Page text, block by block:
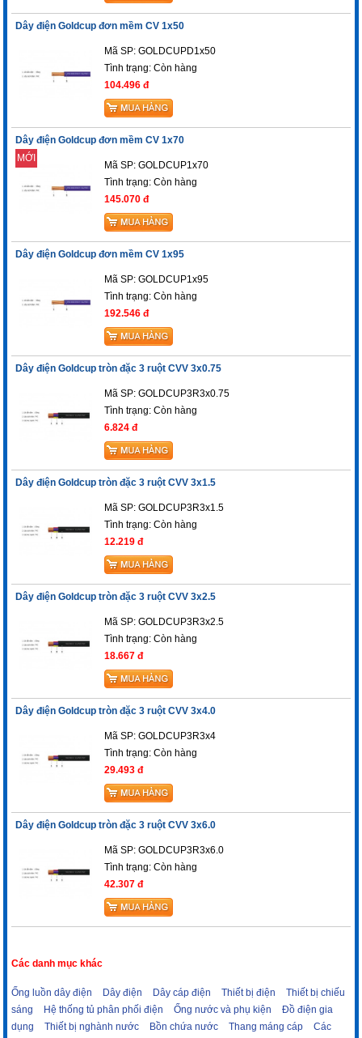
Dây điện Goldcup đơn mềm CV 1x50
Mã SP: GOLDCUPD1x50
Tình trạng:Còn hàng
104.496 đ
Dây điện Goldcup đơn mềm CV 1x70
MỚI
Mã SP: GOLDCUP1x70
Tình trạng:Còn hàng
145.070 đ
Dây điện Goldcup đơn mềm CV 1x95
Mã SP: GOLDCUP1x95
Tình trạng:Còn hàng
192.546 đ
Dây điện Goldcup tròn đặc 3 ruột CVV 3x0.75
Mã SP: GOLDCUP3R3x0.75
Tình trạng:Còn hàng
6.824 đ
Dây điện Goldcup tròn đặc 3 ruột CVV 3x1.5
Mã SP: GOLDCUP3R3x1.5
Tình trạng:Còn hàng
12.219 đ
Dây điện Goldcup tròn đặc 3 ruột CVV 3x2.5
Mã SP: GOLDCUP3R3x2.5
Tình trạng:Còn hàng
18.667 đ
Dây điện Goldcup tròn đặc 3 ruột CVV 3x4.0
Mã SP: GOLDCUP3R3x4
Tình trạng:Còn hàng
29.493 đ
Dây điện Goldcup tròn đặc 3 ruột CVV 3x6.0
Mã SP: GOLDCUP3R3x6.0
Tình trạng:Còn hàng
42.307 đ
Các danh mục khác
Ống luồn dây điện Dây điện Dây cáp điện Thiết bị điện
Thiết bị chiếu
sáng
Hệ thống tủ phân phối điện Ống nước và phụ kiện
Đồ điện gia
dụng
Thiết bị nghành nước Bồn chứa nước Thang máng cáp
Các